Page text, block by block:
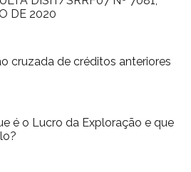
DE 2020
cruzada de créditos anteriores
é o Lucro da Exploração e que